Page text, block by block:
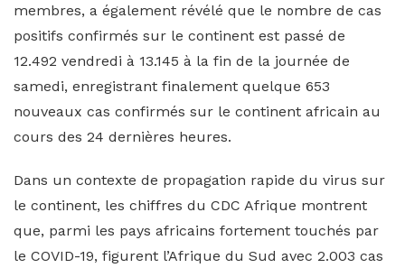
membres, a également révélé que le nombre de cas
positifs confirmés sur le continent est passé de
12.492 vendredi à 13.145 à la fin de la journée de
samedi, enregistrant finalement quelque 653
nouveaux cas confirmés sur le continent africain au
cours des 24 dernières heures.
Dans un contexte de propagation rapide du virus sur
le continent, les chiffres du CDC Afrique montrent
que, parmi les pays africains fortement touchés par
le COVID-19, figurent l’Afrique du Sud avec 2.003 cas